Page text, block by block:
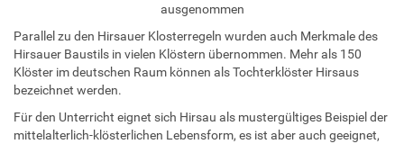
ausgenommen
Parallel zu den Hirsauer Klosterregeln wurden auch Merkmale des
Hirsauer Baustils in vielen Klöstern übernommen. Mehr als 150
Klöster im deutschen Raum können als Tochterklöster Hirsaus
bezeichnet werden.
Für den Unterricht eignet sich Hirsau als mustergültiges Beispiel der
mittelalterlich-klösterlichen Lebensform, es ist aber auch geeignet,